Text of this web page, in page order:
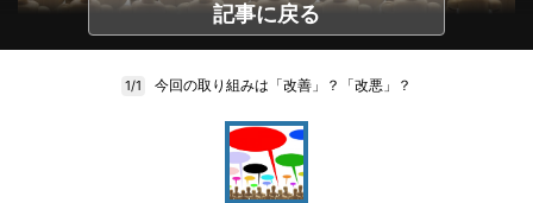
記事に戻る
1/1 今回の取り組みは「改善」？「改悪」？